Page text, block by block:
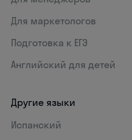
Для маркетологов
Подготовка к ЕГЭ
Английский для детей
Другие языки
Испанский